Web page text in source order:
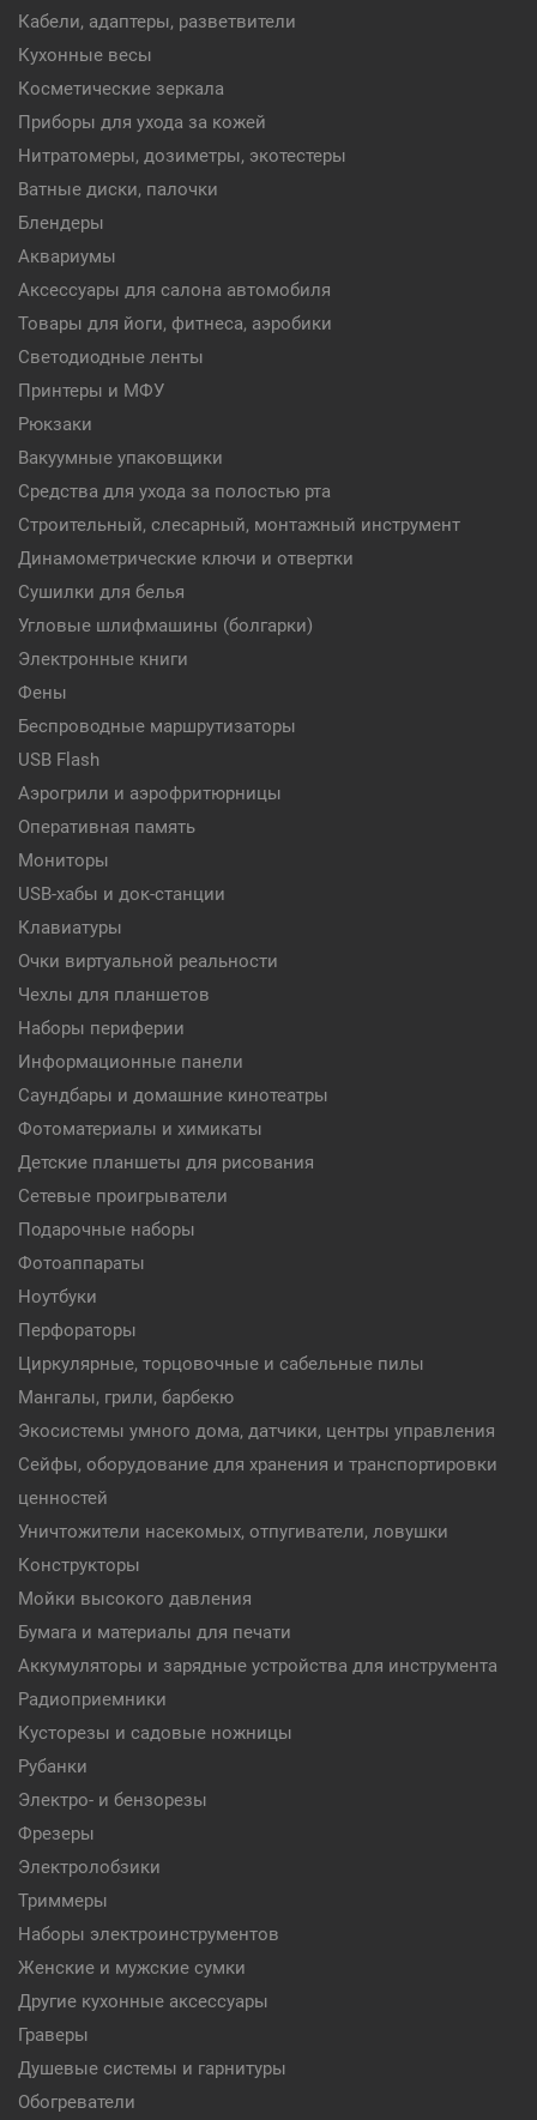
Кабели, адаптеры, разветвители
Кухонные весы
Косметические зеркала
Приборы для ухода за кожей
Нитратомеры, дозиметры, экотестеры
Ватные диски, палочки
Блендеры
Аквариумы
Аксессуары для салона автомобиля
Товары для йоги, фитнеса, аэробики
Светодиодные ленты
Принтеры и МФУ
Рюкзаки
Вакуумные упаковщики
Средства для ухода за полостью рта
Строительный, слесарный, монтажный инструмент
Динамометрические ключи и отвертки
Сушилки для белья
Угловые шлифмашины (болгарки)
Электронные книги
Фены
Беспроводные маршрутизаторы
USB Flash
Аэрогрили и аэрофритюрницы
Оперативная память
Мониторы
USB-хабы и док-станции
Клавиатуры
Очки виртуальной реальности
Чехлы для планшетов
Наборы периферии
Информационные панели
Саундбары и домашние кинотеатры
Фотоматериалы и химикаты
Детские планшеты для рисования
Сетевые проигрыватели
Подарочные наборы
Фотоаппараты
Ноутбуки
Перфораторы
Циркулярные, торцовочные и сабельные пилы
Мангалы, грили, барбекю
Экосистемы умного дома, датчики, центры управления
Сейфы, оборудование для хранения и транспортировки
ценностей
Уничтожители насекомых, отпугиватели, ловушки
Конструкторы
Мойки высокого давления
Бумага и материалы для печати
Аккумуляторы и зарядные устройства для инструмента
Радиоприемники
Кусторезы и садовые ножницы
Рубанки
Электро- и бензорезы
Фрезеры
Электролобзики
Триммеры
Наборы электроинструментов
Женские и мужские сумки
Другие кухонные аксессуары
Граверы
Душевые системы и гарнитуры
Обогреватели